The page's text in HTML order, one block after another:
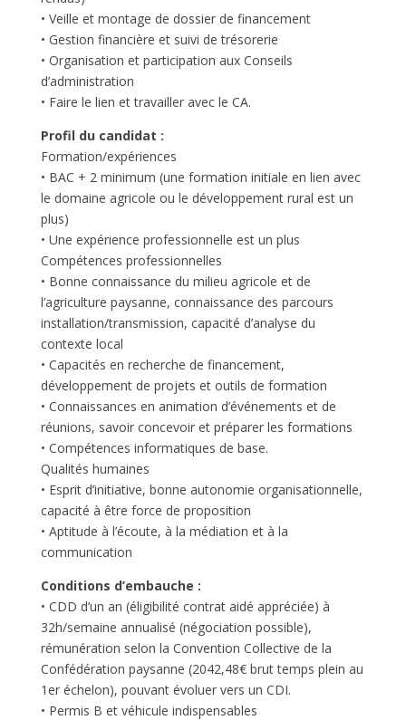
• Veille et montage de dossier de financement
• Gestion financière et suivi de trésorerie
• Organisation et participation aux Conseils
d’administration
• Faire le lien et travailler avec le CA.
Profil du candidat :
Formation/expériences
• BAC + 2 minimum (une formation initiale en lien avec
le domaine agricole ou le développement rural est un
plus)
• Une expérience professionnelle est un plus
Compétences professionnelles
• Bonne connaissance du milieu agricole et de
l’agriculture paysanne, connaissance des parcours
installation/transmission, capacité d’analyse du
contexte local
• Capacités en recherche de financement,
développement de projets et outils de formation
• Connaissances en animation d’événements et de
réunions, savoir concevoir et préparer les formations
• Compétences informatiques de base.
Qualités humaines
• Esprit d’initiative, bonne autonomie organisationnelle,
capacité à être force de proposition
• Aptitude à l’écoute, à la médiation et à la
communication
Conditions d’embauche :
• CDD d’un an (éligibilité contrat aidé appréciée) à
32h/semaine annualisé (négociation possible),
rémunération selon la Convention Collective de la
Confédération paysanne (2042,48€ brut temps plein au
1er échelon), pouvant évoluer vers un CDI.
• Permis B et véhicule indispensables